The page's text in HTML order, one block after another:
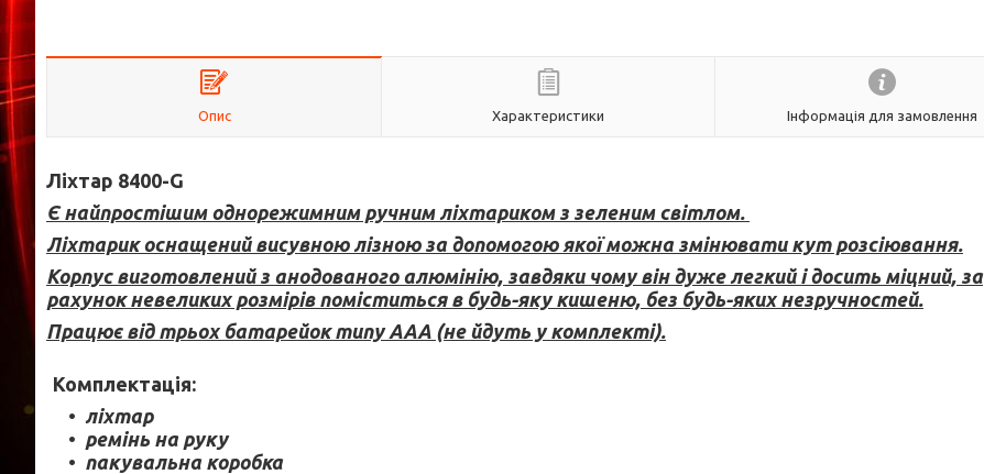
Опис Характеристики Інформація для замовлення
Ліхтар 8400-G
Є найпростішим однорежимним ручним ліхтариком з зеленим світлом.
Ліхтарик оснащений висувною лізною за допомогою якої можна змінювати кут розсіювання.
Корпус виготовлений з анодованого алюмінію, завдяки чому він дуже легкий і досить міцний, за
рахунок невеликих розмірів поміститься в будь-яку кишеню, без будь-яких незручностей.
Працює від трьох батарейок типу AAA (не йдуть у комплекті).
Комплектація:
ліхтар
ремінь на руку
пакувальна коробка